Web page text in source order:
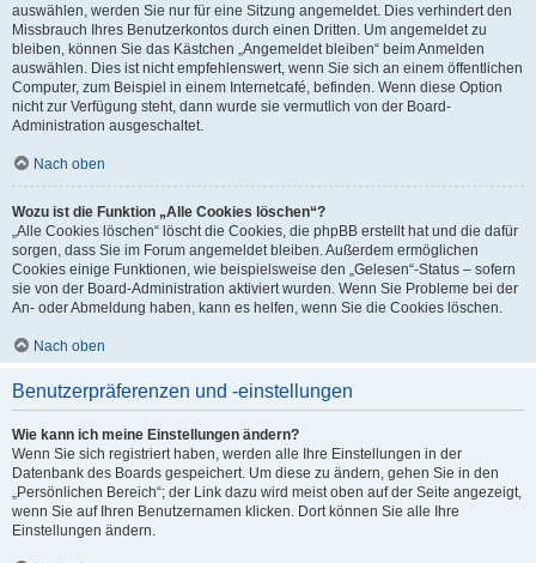
auswählen, werden Sie nur für eine Sitzung angemeldet. Dies verhindert den
Missbrauch Ihres Benutzerkontos durch einen Dritten. Um angemeldet zu
bleiben, können Sie das Kästchen „Angemeldet bleiben“ beim Anmelden
auswählen. Dies ist nicht empfehlenswert, wenn Sie sich an einem öffentlichen
Computer, zum Beispiel in einem Internetcafé, befinden. Wenn diese Option
nicht zur Verfügung steht, dann wurde sie vermutlich von der Board-
Administration ausgeschaltet.
Nach oben
Wozu ist die Funktion „Alle Cookies löschen“?
„Alle Cookies löschen“ löscht die Cookies, die phpBB erstellt hat und die dafür
sorgen, dass Sie im Forum angemeldet bleiben. Außerdem ermöglichen
Cookies einige Funktionen, wie beispielsweise den „Gelesen“-Status – sofern
sie von der Board-Administration aktiviert wurden. Wenn Sie Probleme bei der
An- oder Abmeldung haben, kann es helfen, wenn Sie die Cookies löschen.
Nach oben
Benutzerpräferenzen und -einstellungen
Wie kann ich meine Einstellungen ändern?
Wenn Sie sich registriert haben, werden alle Ihre Einstellungen in der
Datenbank des Boards gespeichert. Um diese zu ändern, gehen Sie in den
„Persönlichen Bereich“; der Link dazu wird meist oben auf der Seite angezeigt,
wenn Sie auf Ihren Benutzernamen klicken. Dort können Sie alle Ihre
Einstellungen ändern.